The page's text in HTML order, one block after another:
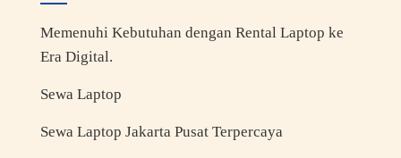
Memenuhi Kebutuhan dengan Rental Laptop ke
Era Digital.
Sewa Laptop
Sewa Laptop Jakarta Pusat Terpercaya